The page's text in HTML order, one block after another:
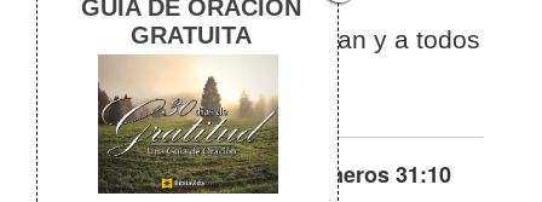
ciudades donde habitaban y a todos
sus campamentos.
Otras traducciones de Números 31:10